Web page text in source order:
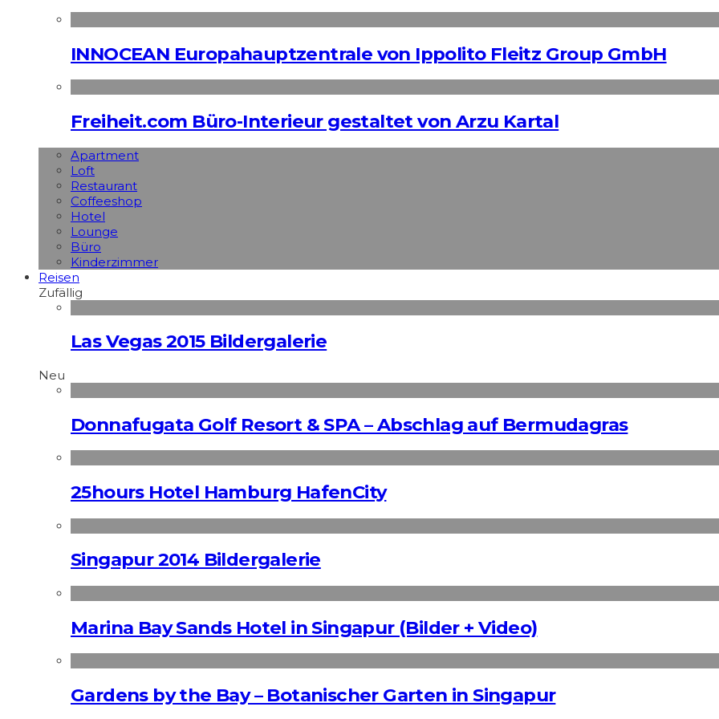
INNOCEAN Europahauptzentrale von Ippolito Fleitz Group GmbH
Freiheit.com Büro-Interieur gestaltet von Arzu Kartal
Apart­ment
Loft
Restaurant
Coffeeshop
Hotel
Lounge
Büro
Kinderzimmer
Reisen
Zufällig
Las Vegas 2015 Bildergalerie
Neu
Donnafugata Golf Resort & SPA – Abschlag auf Bermudagras
25hours Hotel Hamburg HafenCity
Singapur 2014 Bildergalerie
Marina Bay Sands Hotel in Singapur (Bilder + Video)
Gardens by the Bay – Botanischer Garten in Singapur